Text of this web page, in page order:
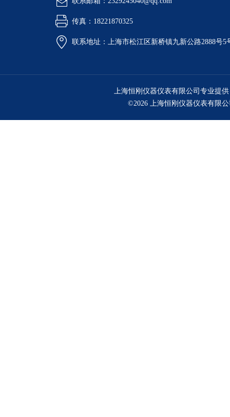
传真：18221870325
联系地址：上海市松江区新桥镇九新公路2888号5
上海恒刚仪器仪表有限公司专业提
©2026 上海恒刚仪器仪表有限